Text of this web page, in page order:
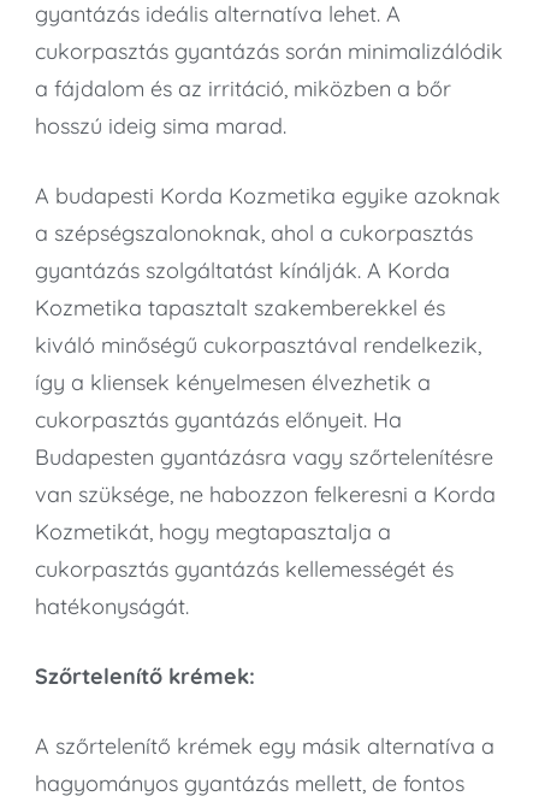
gyantázás ideális alternatíva lehet. A
cukorpasztás gyantázás során minimalizálódik
a fájdalom és az irritáció, miközben a bőr
hosszú ideig sima marad.
A budapesti Korda Kozmetika egyike azoknak
a szépségszalonoknak, ahol a cukorpasztás
gyantázás szolgáltatást kínálják. A Korda
Kozmetika tapasztalt szakemberekkel és
kiváló minőségű cukorpasztával rendelkezik,
így a kliensek kényelmesen élvezhetik a
cukorpasztás gyantázás előnyeit. Ha
Budapesten gyantázásra vagy szőrtelenítésre
van szüksége, ne habozzon felkeresni a Korda
Kozmetikát, hogy megtapasztalja a
cukorpasztás gyantázás kellemességét és
hatékonyságát.
Szőrtelenítő krémek:
A szőrtelenítő krémek egy másik alternatíva a
hagyományos gyantázás mellett, de fontos